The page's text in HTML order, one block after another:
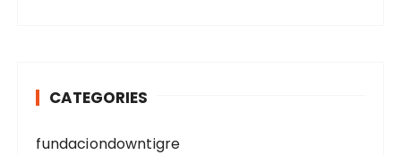
CATEGORIES
fundaciondowntigre